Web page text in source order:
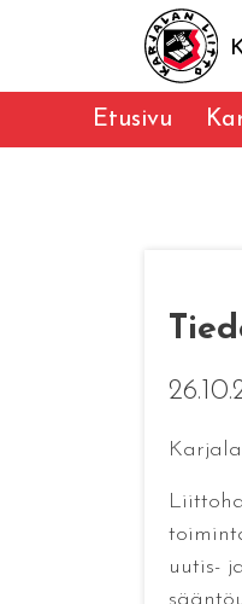
Etusivu
uutis-